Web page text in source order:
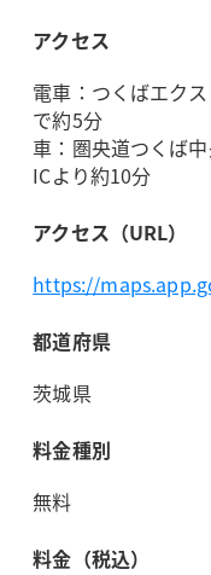
アクセス
電車：つくばエク
で約5分
車：圏央道つくば
ICより約10分
アクセス（URL）
https://
都道府県
茨城県
料金種別
無料
料金（税込）